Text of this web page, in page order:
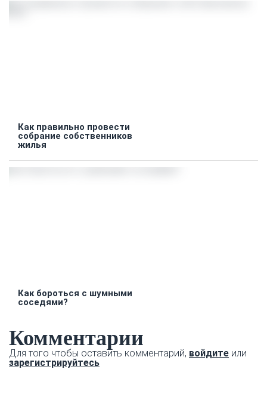
Как правильно провести
собрание собственников
жилья
Как бороться с шумными
соседями?
Комментарии
Для того чтобы оставить комментарий, войдите или
зарегистрируйтесь